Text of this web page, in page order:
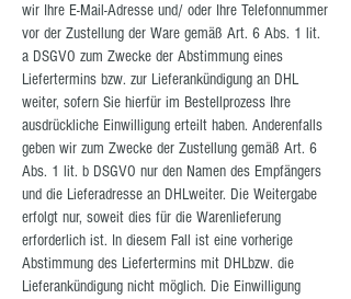
wir Ihre E-Mail-Adresse und/ oder Ihre Telefonnummer
vor der Zustellung der Ware gemäß Art. 6 Abs. 1 lit.
a DSGVO zum Zwecke der Abstimmung eines
Liefertermins bzw. zur Lieferankündigung an DHL
weiter, sofern Sie hierfür im Bestellprozess Ihre
ausdrückliche Einwilligung erteilt haben. Anderenfalls
geben wir zum Zwecke der Zustellung gemäß Art. 6
Abs. 1 lit. b DSGVO nur den Namen des Empfängers
und die Lieferadresse an DHLweiter. Die Weitergabe
erfolgt nur, soweit dies für die Warenlieferung
erforderlich ist. In diesem Fall ist eine vorherige
Abstimmung des Liefertermins mit DHLbzw. die
Lieferankündigung nicht möglich. Die Einwilligung